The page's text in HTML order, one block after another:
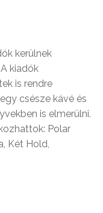
kerülnek
kiadók
is rendre
csésze kávé és
is elmerülni.
Polar
Két Hold,